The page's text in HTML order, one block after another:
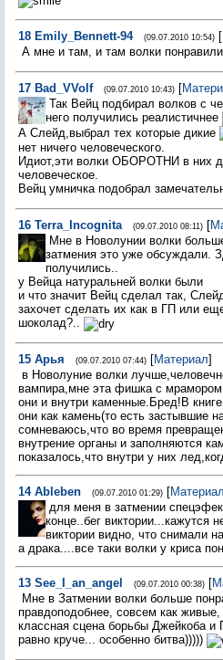
18 Emily_Bennett-94 (09.07.2010 10:54) [
А мне и там, и там волки
17 Bad_VVolf (09.07.2010 10:43) [
Так Вейц подбирал волков с
него получились реалистичнее
А Слейд,выбрал тех которые дикие
нет ничего человеческого.
Идиот,эти волки ОБОРОТНИ в них
человеческое.
Вейц умничка подобрал
16 Terra_Incognita (09.07.2010 08:11) [
Мне в Новолунии волки
затмения это уже обсуждали.
получились..
у Вейца натуральней волки были
и что значит Вейц сделал так,
захочет сделать их как в ГП или
шоколад?..
15 Арья (09.07.2010 07:44) [Материал]
в Новолуние волки
вампира,мне эта фишка с
они и внутри каменные.Бред!В
они как камень(то есть застывшие
сомневаюсь,что во время
внутрение органы и заполняются
показалось,что внутри у них
14 Ableben (09.07.2010 01:29) [Материал
для меня в затмении
конце..бег виктории...кажутся
виктории видно, что снимали
а драка....все таки волки у криса
13 See_I_an_angel (09.07.2010 00:38) [
Мне в Затмении волки больше
правдоподобнее, совсем как
классная сцена борьбы Джейкоба и
равно круче... особенно битва)))))